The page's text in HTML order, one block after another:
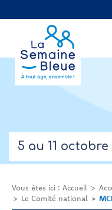
5 au 11 octobre
Vous êtes ici : Accueil
Le Comité national